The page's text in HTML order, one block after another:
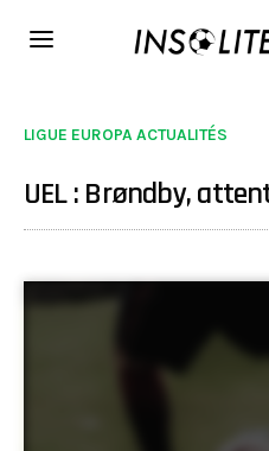
LIGUE EUROPA ACTUALITÉS
UEL : Brøndby,